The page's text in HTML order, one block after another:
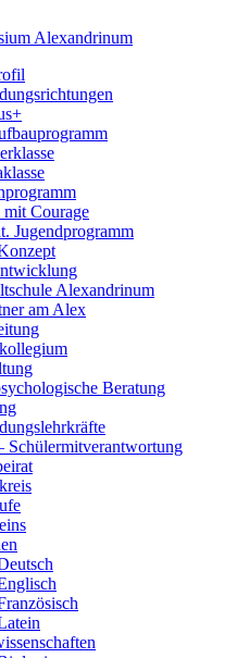
mit Courage
Jugendprogramm
Alexandrinum
am Alex
Beratung
Schülermitverantwortung